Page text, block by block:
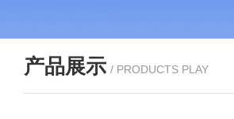
产品展示 / PRODUCTS PLAY